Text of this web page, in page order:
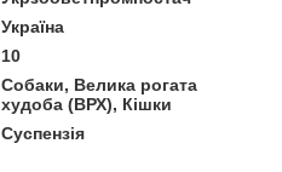
Україна
10
Собаки, Велика рогата
худоба (ВРХ), Кішки
Суспензія